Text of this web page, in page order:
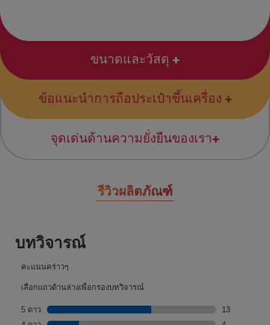
ขนาดและวัสดุ
ข้อแนะนำการถือประเป๋าขึ้นเครื่อง
จุดเด่นด้านความยั่งยืนของเรา
รีวิวผลิตภัณฑ์